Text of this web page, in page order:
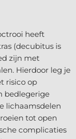
heeft
(decubitus is
zijn met
Hierdoor leg je
risico op
bedlegerige
lichaamsdelen
tot open
complicaties